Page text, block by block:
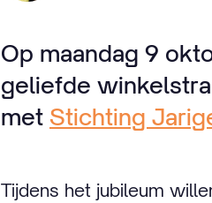
Op maandag 9
geliefde
met Stichting
Tijdens het jubileum